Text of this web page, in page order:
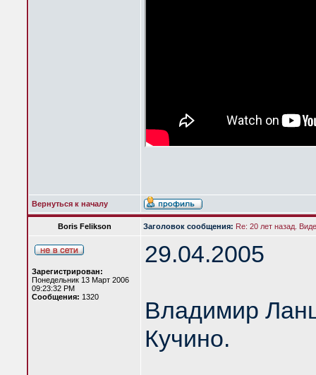
Вернуться к началу
Boris Felikson Заголовок сообщения: Re: 20 лет назад.
Зарегистрирован:
Понедельник 13 Март 2006
09:23:32 PM
Сообщения: 1320
29.04.2005
Владимир
Кучино.